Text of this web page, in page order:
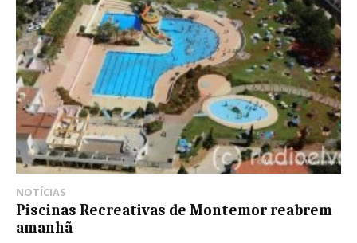
NOTÍCIAS
Piscinas Recreativas de Montemor reabrem
amanhã